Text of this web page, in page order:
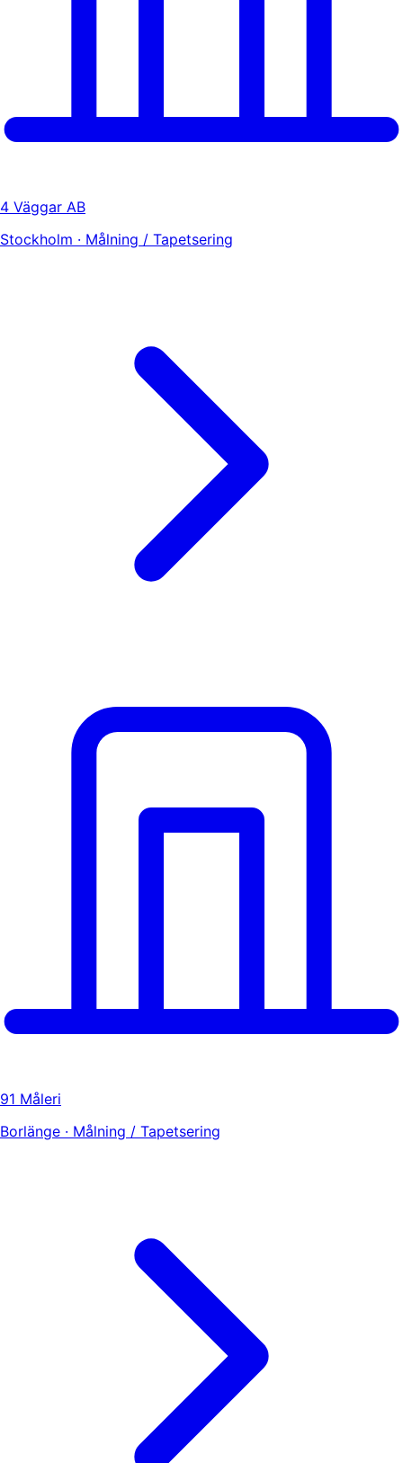
4 Väggar AB
Stockholm · Målning / Tapetsering
91 Måleri
Borlänge · Målning / Tapetsering